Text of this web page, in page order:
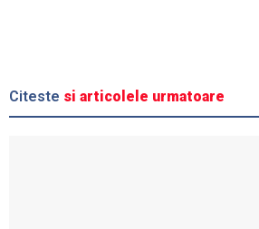
Citeste si articolele urmatoare